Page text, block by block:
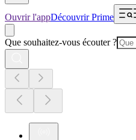
Ouvrir l'appDécouvrir Prime
Que souhaitez-vous écouter ?